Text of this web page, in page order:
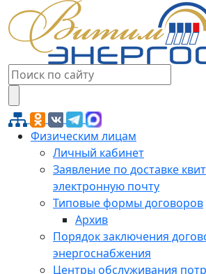
Физическим лицам
Личный кабинет
Заявление по доставке
электронную почту
Типовые формы договоров
Архив
Порядок заключения
энергоснабжения
Центры обслуживания